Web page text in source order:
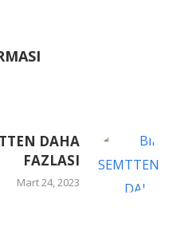
DAHA
FAZLASI
Mart 24, 2023